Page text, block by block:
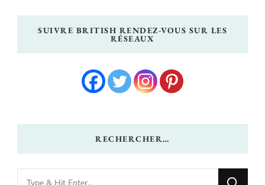
SUIVRE BRITISH RENDEZ-VOUS SUR LES
RÉSEAUX
RECHERCHER…
Looking